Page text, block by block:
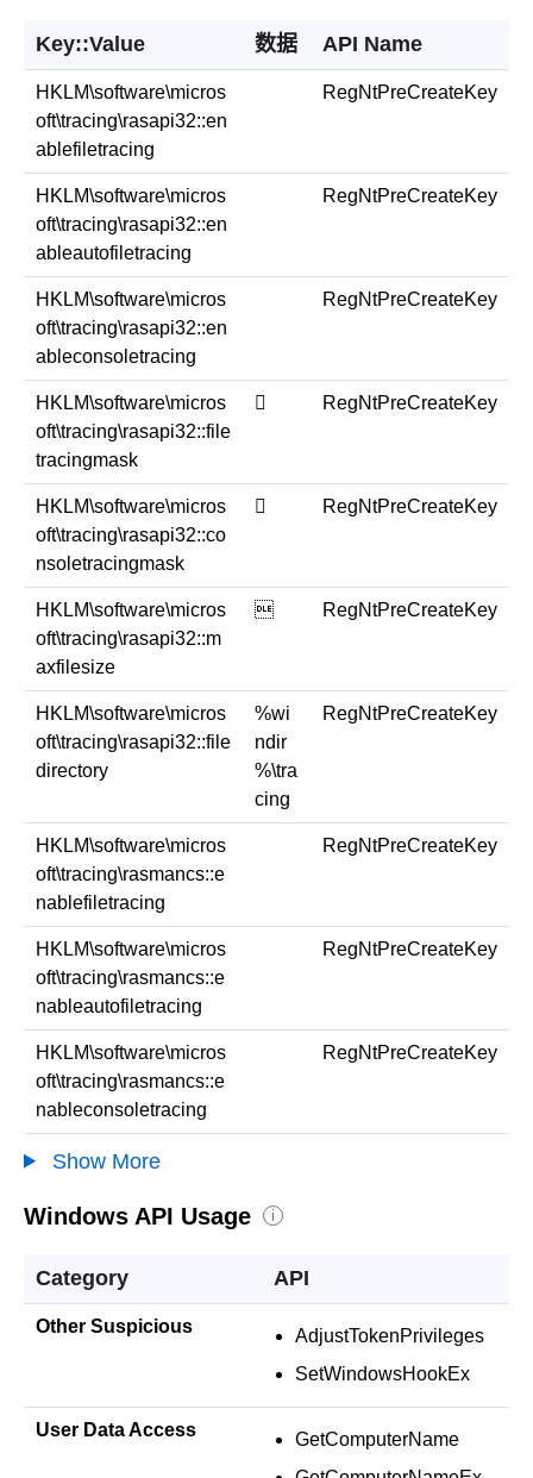
Key::Value 数据 API Name
HKLM\software\micros
oft\tracing\rasapi32::en
ablefiletracing
RegNtPreCreateKey
HKLM\software\micros
oft\tracing\rasapi32::en
ableautofiletracing
RegNtPreCreateKey
HKLM\software\micros
oft\tracing\rasapi32::en
ableconsoletracing
RegNtPreCreateKey
HKLM\software\micros
oft\tracing\rasapi32::file
tracingmask
￿ RegNtPreCreateKey
HKLM\software\micros
oft\tracing\rasapi32::co
nsoletracingmask
￿ RegNtPreCreateKey
HKLM\software\micros
oft\tracing\rasapi32::m
axfilesize
 RegNtPreCreateKey
HKLM\software\micros
oft\tracing\rasapi32::file
directory
%wi
ndir
%\tra
cing
RegNtPreCreateKey
HKLM\software\micros
oft\tracing\rasmancs::e
nablefiletracing
RegNtPreCreateKey
HKLM\software\micros
oft\tracing\rasmancs::e
nableautofiletracing
RegNtPreCreateKey
HKLM\software\micros
oft\tracing\rasmancs::e
nableconsoletracing
RegNtPreCreateKey
Show More
Windows API Usage i
Category API
Other Suspicious
AdjustTokenPrivileges
SetWindowsHookEx
User Data Access
GetComputerName